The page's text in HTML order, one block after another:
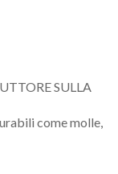
SULLA
come molle,